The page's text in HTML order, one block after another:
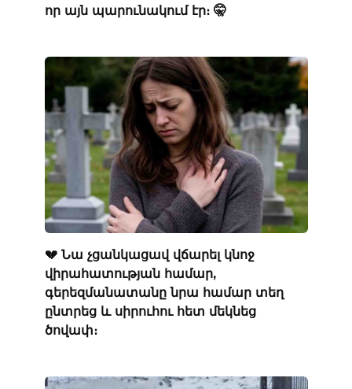
որ այն պարունակում էր։ 🤫
💔 Նա չցանկացավ վճարել կնոջ
վիրահատության համար,
գերեզմանատանը նրա համար տեղ
ընտրեց և սիրուհու հետ մեկնեց
ծովափ։